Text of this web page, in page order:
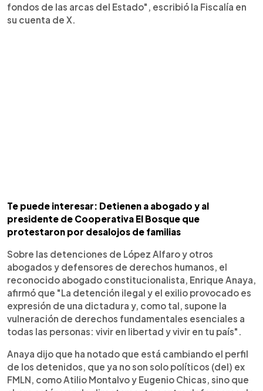
fondos de las arcas del Estado", escribió la Fiscalía en
su cuenta de X.
Te puede interesar: Detienen a abogado y al
presidente de Cooperativa El Bosque que
protestaron por desalojos de familias
Sobre las detenciones de López Alfaro y otros
abogados y defensores de derechos humanos, el
reconocido abogado constitucionalista, Enrique Anaya,
afirmó que "La detención ilegal y el exilio provocado es
expresión de una dictadura y, como tal, supone la
vulneración de derechos fundamentales esenciales a
todas las personas: vivir en libertad y vivir en tu país".
Anaya dijo que ha notado que está cambiando el perfil
de los detenidos, que ya no son solo políticos (del) ex
FMLN, como Atilio Montalvo y Eugenio Chicas, sino que